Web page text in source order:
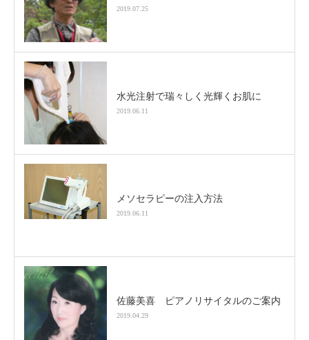
2019.07.25
水光注射で瑞々しく光輝くお肌に
2019.06.11
メソセラピーの注入方法
2019.06.11
佐藤美喜 ピアノリサイタルのご案内
2019.04.29